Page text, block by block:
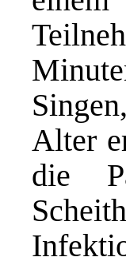
Alter
die